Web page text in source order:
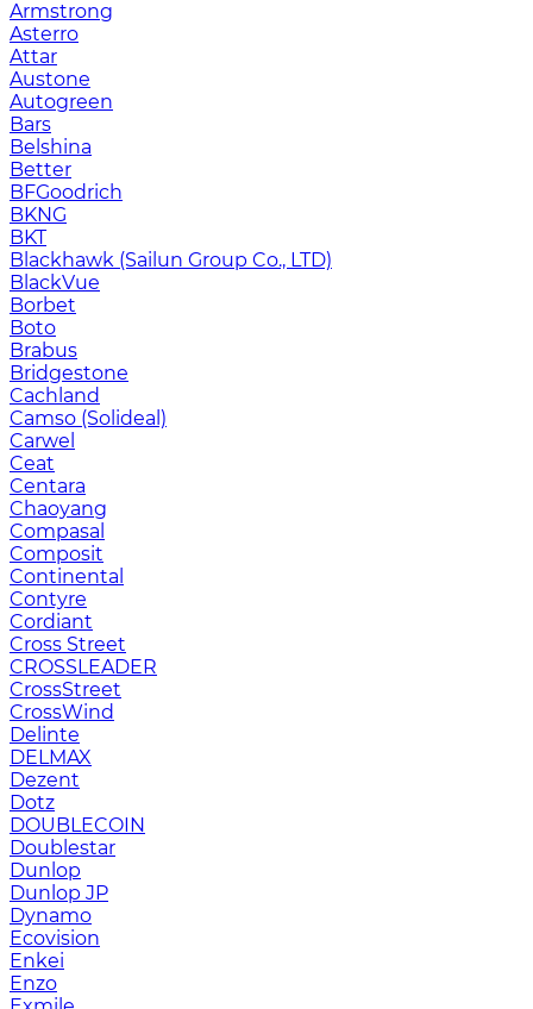
Armstrong
Asterro
Attar
Austone
Autogreen
Bars
Belshina
Better
BFGoodrich
BKNG
BKT
Blackhawk (Sailun Group Co., LTD)
BlackVue
Borbet
Boto
Brabus
Bridgestone
Cachland
Camso (Solideal)
Carwel
Ceat
Centara
Chaoyang
Compasal
Composit
Continental
Contyre
Cordiant
Cross Street
CROSSLEADER
CrossStreet
CrossWind
Delinte
DELMAX
Dezent
Dotz
DOUBLECOIN
Doublestar
Dunlop
Dunlop JP
Dynamo
Ecovision
Enkei
Enzo